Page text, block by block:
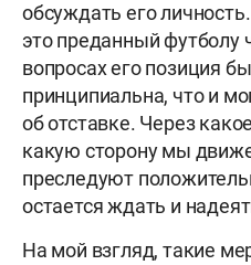
обсуждать его
это преданный футболу
вопросах его позиция
принципиальна, что и
об отставке. Через
какую сторону мы
преследуют
остается ждать и
На мой взгляд, такие